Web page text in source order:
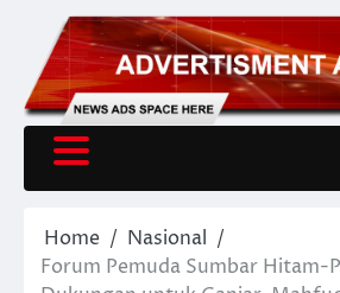
Home
Nasional
Forum Pemuda Sumbar Hitam-